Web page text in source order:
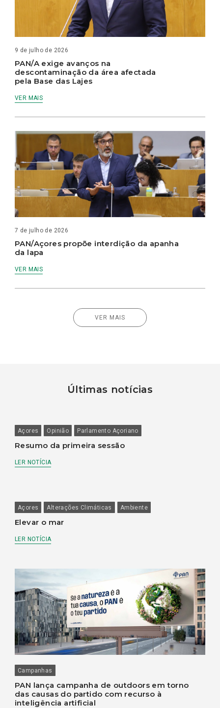
9 de julho de 2026
PAN/A exige avanços na
descontaminação da área afectada
pela Base das Lajes
VER MAIS
7 de julho de 2026
PAN/Açores propõe interdição da apanha
da lapa
VER MAIS
VER MAIS
Últimas notícias
Açores Opinião Parlamento Açoriano
Resumo da primeira sessão
LER NOTÍCIA
Açores Alterações Climáticas Ambiente
Elevar o mar
LER NOTÍCIA
Campanhas
PAN lança campanha de outdoors em torno
das causas do partido com recurso à
inteligência artificial